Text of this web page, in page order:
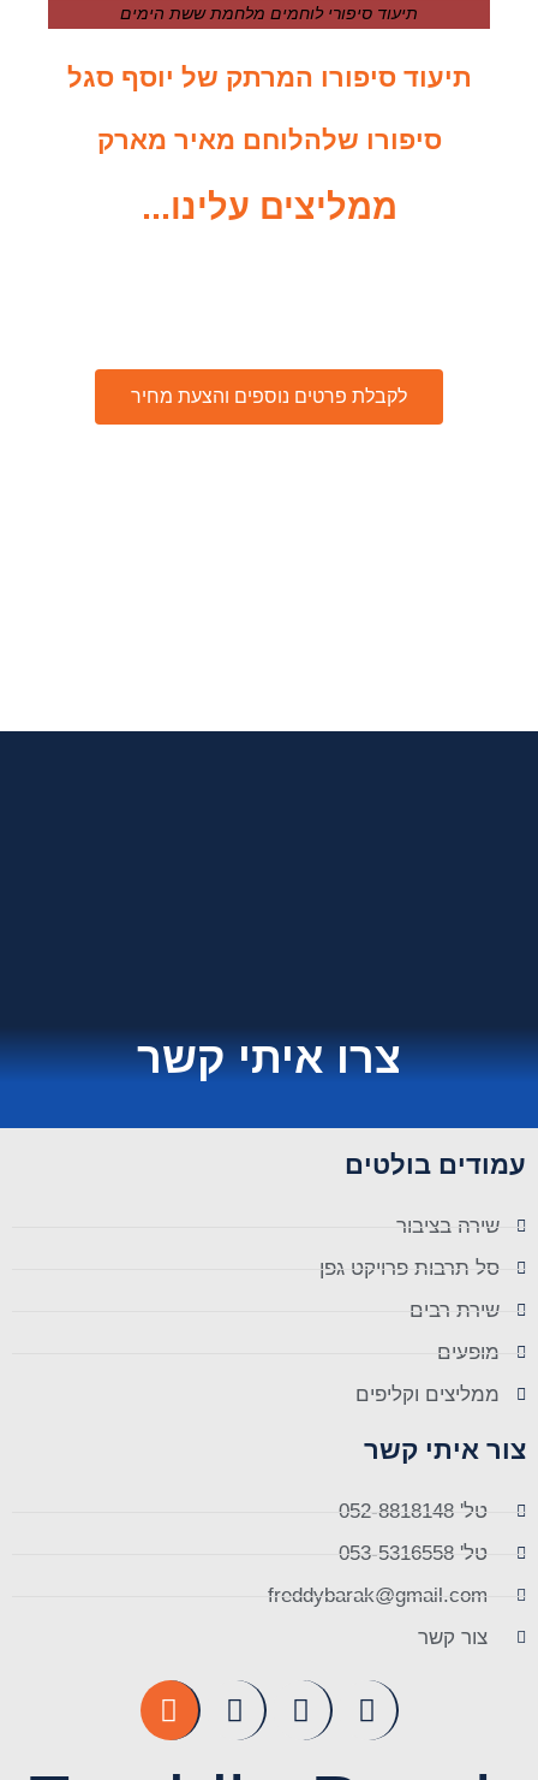
תיעוד סיפורי לוחמים מלחמת ששת הימים
תיעוד סיפורו המרתק של יוסף סגל
סיפורו שלהלוחם מאיר מארק
ממליצים עלינו...
לקבלת פרטים נוספים והצעת מחיר
צרו איתי קשר
עמודים בולטים
שירה בציבור
סל תרבות פרויקט גפן
שירת רבים
מופעים
ממליצים וקליפים
צור איתי קשר
טל' 052-8818148
טל' 053-5316558
freddybarak@gmail.com
צור קשר